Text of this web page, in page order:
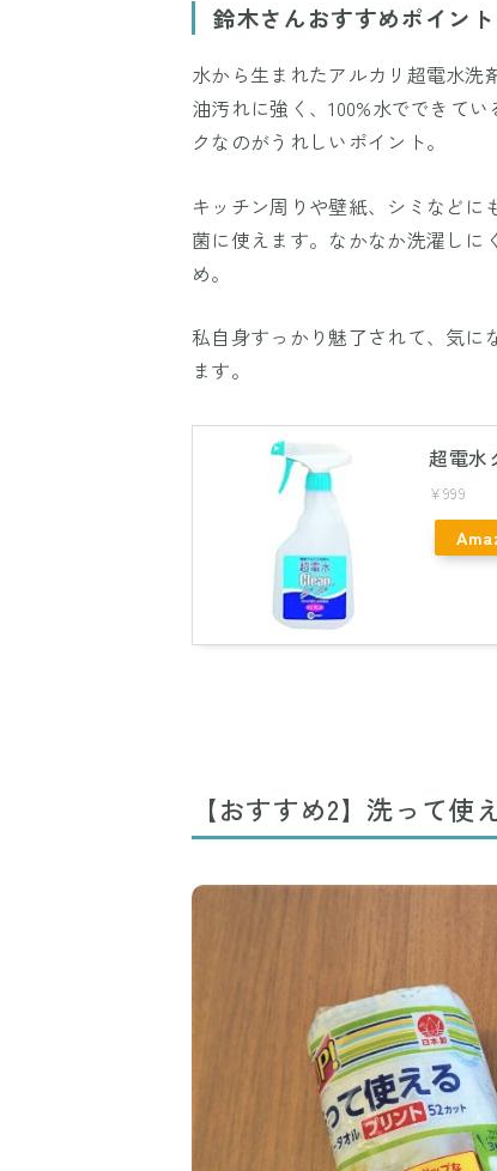
鈴木さんおすすめポイント
水から生まれたアルカリ超電水洗
油汚れに強く、100%水でできて
クなのがうれしいポイント。
キッチン周りや壁紙、シミなど
菌に使えます。なかなか洗濯しに
め。
私自身すっかり魅了されて、気に
ます。
超電水
¥999
【おすすめ2】洗って